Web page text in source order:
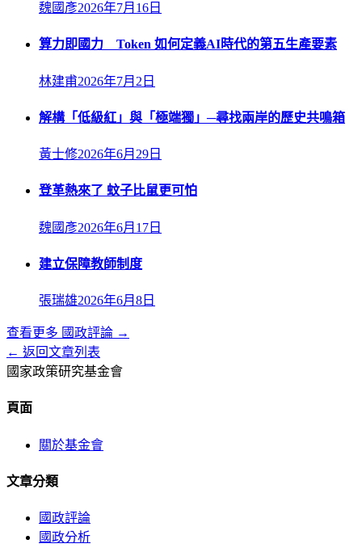
魏國彥2026年7月16日
算力即國力 Token 如何定義AI時代的第五生產要素
林建甫2026年7月2日
解構「低級紅」與「極端獨」─尋找兩岸的歷史共鳴箱
黃士修2026年6月29日
登革熱來了 蚊子比鼠更可怕
魏國彥2026年6月17日
建立保障教師制度
張瑞雄2026年6月8日
查看更多 國政評論 →
← 返回文章列表
國家政策研究基金會
頁面
關於基金會
文章分類
國政評論
國政分析